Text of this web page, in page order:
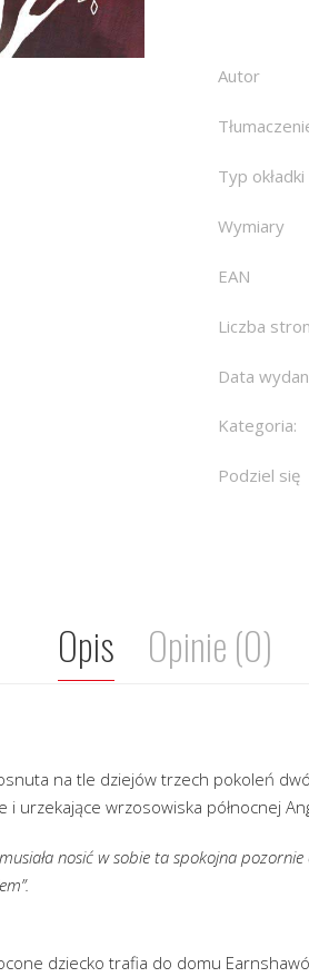
Autor
Typ okładki
Wymiary
EAN
Liczba stron
Data
Kategoria:
Podziel się
Opis Opinie (0)
na tle dziejów trzech pokoleń
urzekające wrzosowiska północnej
nosić w sobie ta spokojna
dziecko trafia do domu